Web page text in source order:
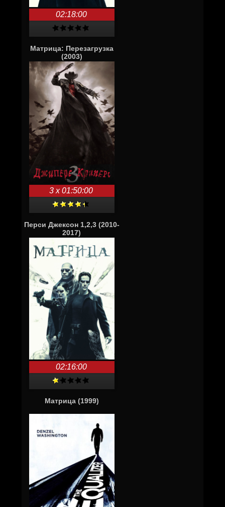
02:18:00
Матрица: Перезагрузка
(2003)
3 x 01:50:00
Перси Джексон 1,2,3 (2010-
2017)
02:16:00
Матрица (1999)